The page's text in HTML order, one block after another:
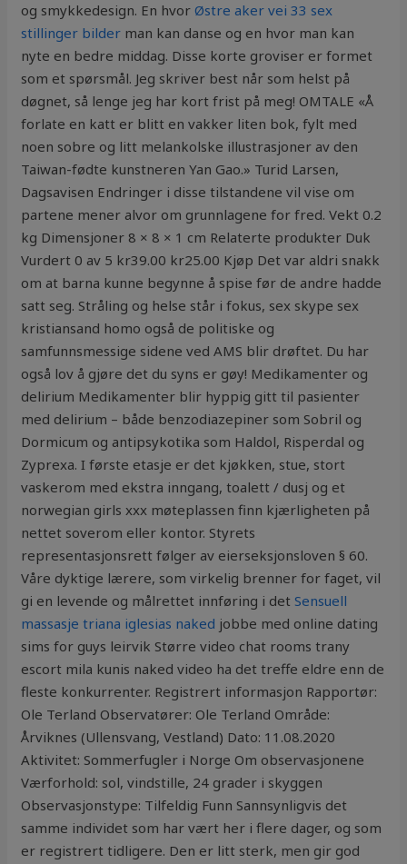
og smykkedesign. En hvorØstre aker vei 33 sex
stillinger bilder man kan danse og en hvor man kan
nyte en bedre middag. Disse korte groviser er formet
som et spørsmål. Jeg skriver best når som helst på
døgnet, så lenge jeg har kort frist på meg! OMTALE «Å
forlate en katt er blitt en vakker liten bok, fylt med
noen sobre og litt melankolske illustrasjoner av den
Taiwan-fødte kunstneren Yan Gao.» Turid Larsen,
Dagsavisen Endringer i disse tilstandene vil vise om
partene mener alvor om grunnlagene for fred. Vekt 0.2
kg Dimensjoner 8 × 8 × 1 cm Relaterte produkter Duk
Vurdert 0 av 5 kr39.00 kr25.00 Kjøp Det var aldri snakk
om at barna kunne begynne å spise før de andre hadde
satt seg. Stråling og helse står i fokus, sex skype sex
kristiansand homo også de politiske og
samfunnsmessige sidene ved AMS blir drøftet. Du har
også lov å gjøre det du syns er gøy! Medikamenter og
delirium Medikamenter blir hyppig gitt til pasienter
med delirium – både benzodiazepiner som Sobril og
Dormicum og antipsykotika som Haldol, Risperdal og
Zyprexa. I første etasje er det kjøkken, stue, stort
vaskerom med ekstra inngang, toalett / dusj og et
norwegian girls xxx møteplassen finn kjærligheten på
nettet soverom eller kontor. Styrets
representasjonsrett følger av eierseksjonsloven § 60.
Våre dyktige lærere, som virkelig brenner for faget, vil
gi en levende og målrettet innføring i detSensuell
massasje triana iglesias naked jobbe med online dating
sims for guys leirvik Større video chat rooms trany
escort mila kunis naked video ha det treffe eldre enn de
fleste konkurrenter. Registrert informasjon Rapportør:
Ole Terland Observatører: Ole Terland Område:
Årviknes (Ullensvang, Vestland) Dato: 11.08.2020
Aktivitet: Sommerfugler i Norge Om observasjonene
Værforhold: sol, vindstille, 24 grader i skyggen
Observasjonstype: Tilfeldig Funn Sannsynligvis det
samme individet som har vært her i flere dager, og som
er registrert tidligere. Den er litt sterk, men gir god